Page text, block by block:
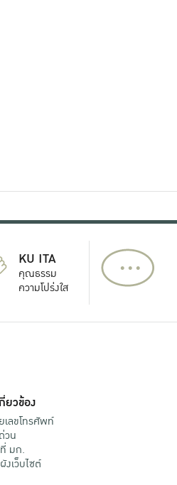
KU ITA
คุณธรรม
ความโปร่งใส
...
ยวข้อง
เลขโทรศัพท์
วน
มก.
งเว็บไซต์